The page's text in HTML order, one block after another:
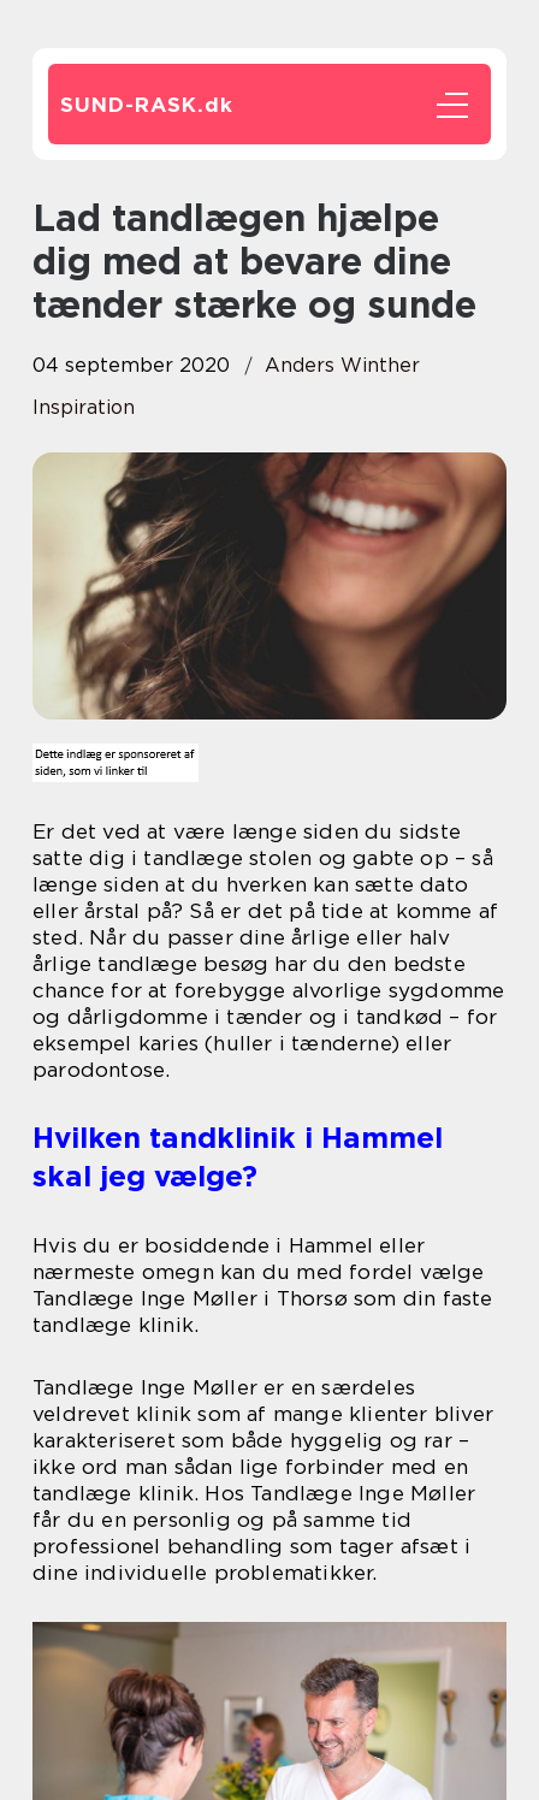
SUND-RASK.dk
Lad tandlægen hjælpe
dig med at bevare dine
tænder stærke og sunde
04 september 2020
Anders Winther
Inspiration
Er det ved at være længe siden du sidste
satte dig i tandlæge stolen og gabte op – så
længe siden at du hverken kan sætte dato
eller årstal på? Så er det på tide at komme af
sted. Når du passer dine årlige eller halv
årlige tandlæge besøg har du den bedste
chance for at forebygge alvorlige sygdomme
og dårligdomme i tænder og i tandkød – for
eksempel karies (huller i tænderne) eller
parodontose.
Hvilken tandklinik i Hammel
skal jeg vælge?
Hvis du er bosiddende i Hammel eller
nærmeste omegn kan du med fordel vælge
Tandlæge Inge Møller i Thorsø som din faste
tandlæge klinik.
Tandlæge Inge Møller er en særdeles
veldrevet klinik som af mange klienter bliver
karakteriseret som både hyggelig og rar –
ikke ord man sådan lige forbinder med en
tandlæge klinik. Hos Tandlæge Inge Møller
får du en personlig og på samme tid
professionel behandling som tager afsæt i
dine individuelle problematikker.